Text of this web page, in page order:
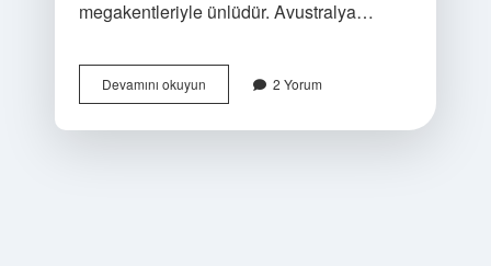
megakentleriyle ünlüdür. Avustralya…
Devamını okuyunAvustralyada
Ne
2 Yorum